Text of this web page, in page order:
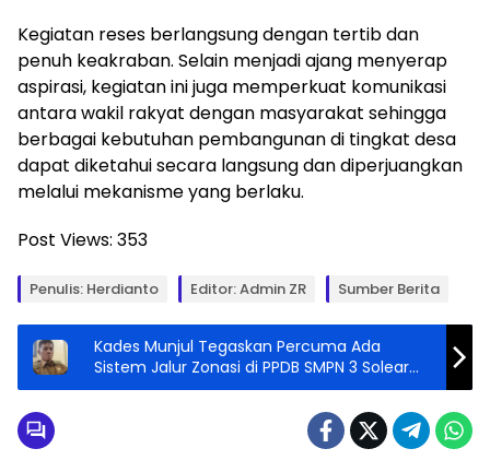
Kegiatan reses berlangsung dengan tertib dan
penuh keakraban. Selain menjadi ajang menyerap
aspirasi, kegiatan ini juga memperkuat komunikasi
antara wakil rakyat dengan masyarakat sehingga
berbagai kebutuhan pembangunan di tingkat desa
dapat diketahui secara langsung dan diperjuangkan
melalui mekanisme yang berlaku.
Post Views: 353
Penulis: Herdianto Editor: Admin ZR Sumber Berita
Kades Munjul Tegaskan Percuma Ada
Sistem Jalur Zonasi di PPDB SMPN 3 Solear
Warganya Tak Semua Masuk